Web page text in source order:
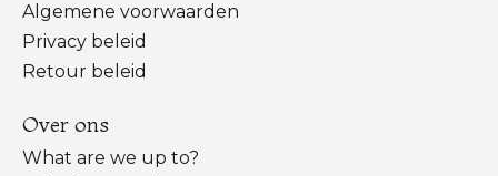
Algemene voorwaarden
Privacy beleid
Retour beleid
Over ons
What are we up to?